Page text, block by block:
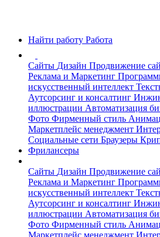
Найти работу Работа
Сайты Дизайн Продвижение
Реклама и Маркетинг
искусственный интеллект
Аутсорсинг и консалтинг
иллюстрации Автоматизация
Фото Фирменный стиль
Маркетплейс менеджмент
Социальные сети Браузеры
Фрилансеры
Сайты Дизайн Продвижение
Реклама и Маркетинг
искусственный интеллект
Аутсорсинг и консалтинг
иллюстрации Автоматизация
Фото Фирменный стиль
Маркетплейс менеджмент